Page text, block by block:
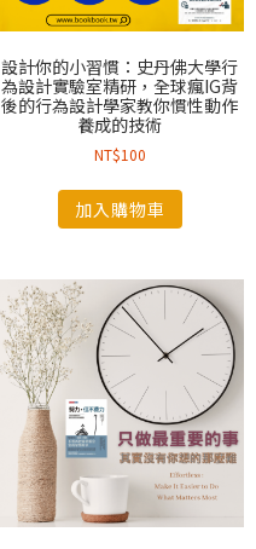
設計你的小習慣：史丹佛大學行
為設計實驗室精研，全球瘋IG背
後的行為設計學家教你慣性動作
養成的技術
NT$100
加入購物車